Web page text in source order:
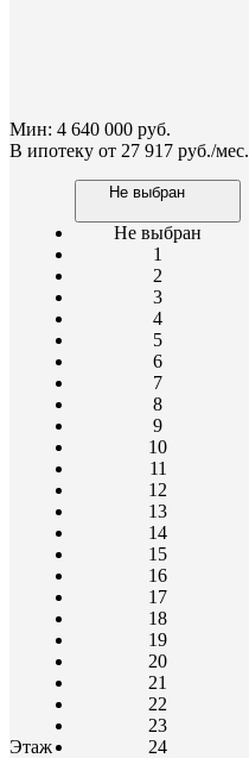
Мин: 4 640 000 руб.
В ипотеку от 27 917 руб./мес.
Этаж
Не выбран
Не выбран
1
2
3
4
5
6
7
8
9
10
11
12
13
14
15
16
17
18
19
20
21
22
23
24